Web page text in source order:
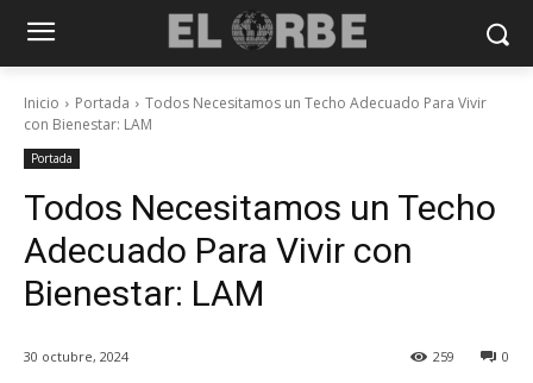
Inicio Portada
Todos Necesitamos un Techo Adecuado Para Vivir
con Bienestar: LAM
Portada
Todos Necesitamos un Techo
Adecuado Para Vivir con
Bienestar: LAM
30 octubre, 2024 0
259